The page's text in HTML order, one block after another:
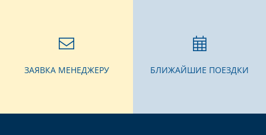
ЗАЯВКА МЕНЕДЖЕРУ БЛИЖАЙШИЕ ПОЕЗДКИ